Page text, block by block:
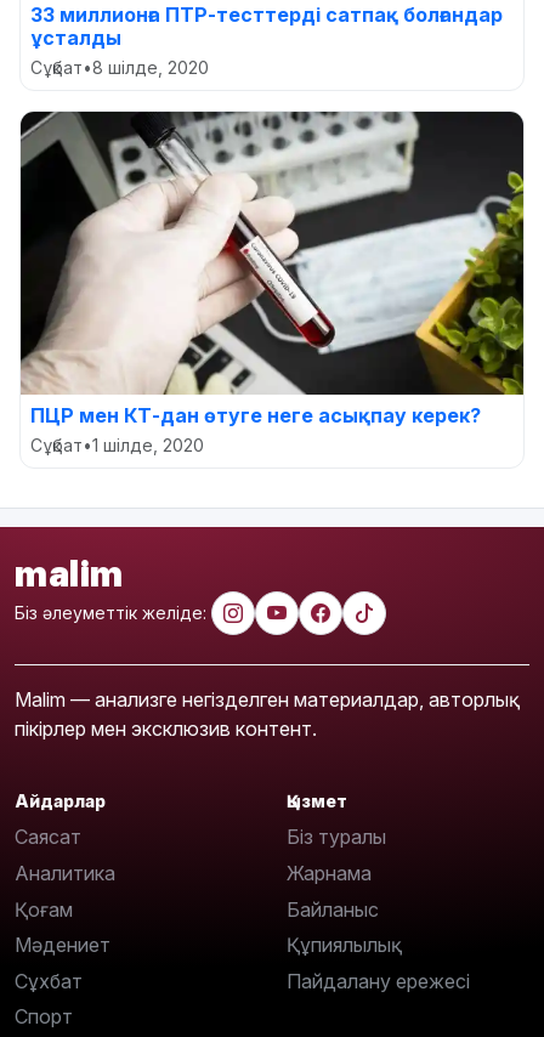
33 миллионға ПТР-тесттерді сатпақ болғандар
ұсталды
Сұқбат•8 шілде, 2020
ПЦР мен КТ-дан өтуге неге асықпау керек?
Сұқбат•1 шілде, 2020
malim
Біз әлеуметтік желіде:
Malim — анализге негізделген материалдар, авторлық
пікірлер мен эксклюзив контент.
Айдарлар
Саясат
Аналитика
Қоғам
Мәдениет
Сұхбат
Спорт
Қызмет
Біз туралы
Жарнама
Байланыс
Құпиялылық
Пайдалану ережесі